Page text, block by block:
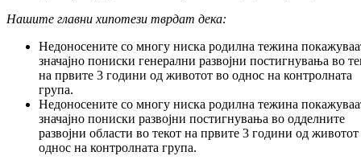
Нашите главни хипотези тврдат дека:
Недоносените со многу ниска родилна тежина
значајно пониски генерални развојни постигнувања во
на првите 3 години од животот во однос на контролната
група.
Недоносените со многу ниска родилна тежина
значајно пониски развојни постигнувања во одделните
развојни области во текот на првите 3 години од
однос на контролната група.